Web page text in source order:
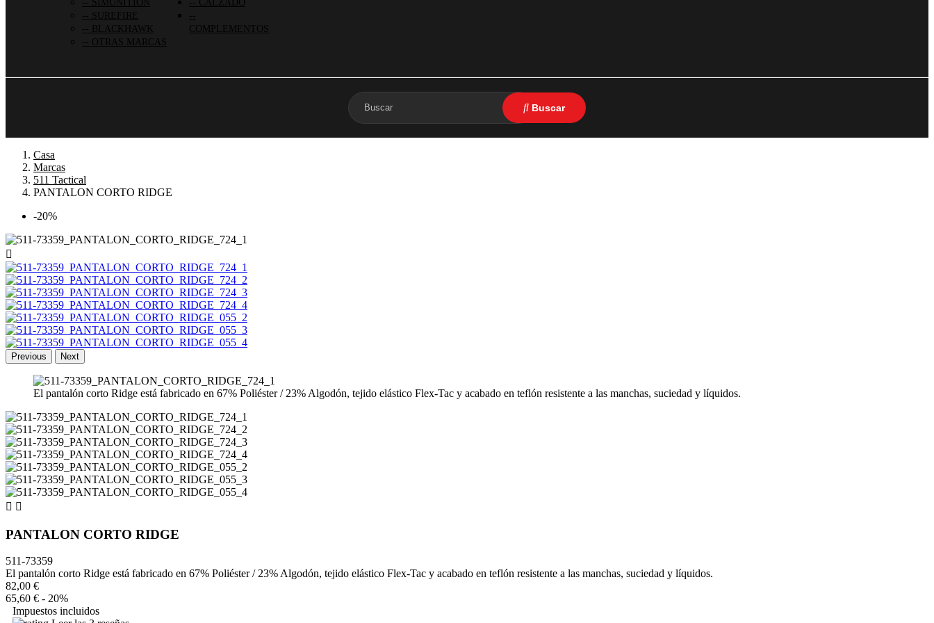
CALZADO
COMPLEMENTOS
SIMUNITION
SUREFIRE
BLACKHAWK
OTRAS MARCAS
Casa
Marcas
511 Tactical
PANTALON CORTO RIDGE
-20%

Previous Next
El pantalón corto Ridge está fabricado en 67% Poliéster / 23% Algodón, tejido elástico Flex-Tac y acabado en teflón resistente a las manchas, suciedad y líquidos.
 
PANTALON CORTO RIDGE
511-73359
El pantalón corto Ridge está fabricado en 67% Poliéster / 23% Algodón, tejido elástico Flex-Tac y acabado en teflón resistente a las manchas, suciedad y líquidos.
82,00 €
65,60 € - 20%
Impuestos incluidos